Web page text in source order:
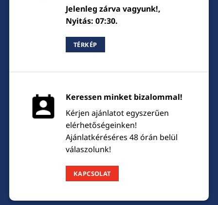
Jelenleg zárva vagyunk!,
Nyitás: 07:30.
TÉRKÉP
Keressen minket bizalommal!
Kérjen ajánlatot egyszerűen
elérhetőségeinken!
Ajánlatkéréséres 48 órán belül
válaszolunk!
KAPCSOLAT